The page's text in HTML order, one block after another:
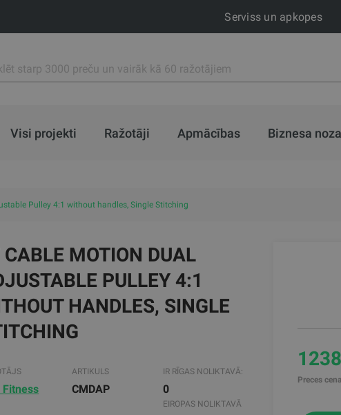
Serviss un apkopes
Visi projekti Ražotāji Apmācības Biznesa
Pulley 4:1 without handles, Single Stitching
CABLE MOTION DUAL
PULLEY 4:1
HANDLES, SINGLE
Fitness
ARTIKULS
CMDAP
IR RĪGAS NOLIKTAVĀ:
0
EIROPAS NOLIKTAVĀ
Preces